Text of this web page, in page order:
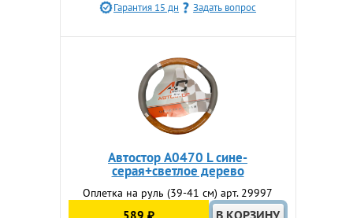
Гарантия 15 дн Задать вопрос
Автостор A0470 L сине-
серая+светлое дерево
Оплетка на руль (39-41 см) арт. 29997